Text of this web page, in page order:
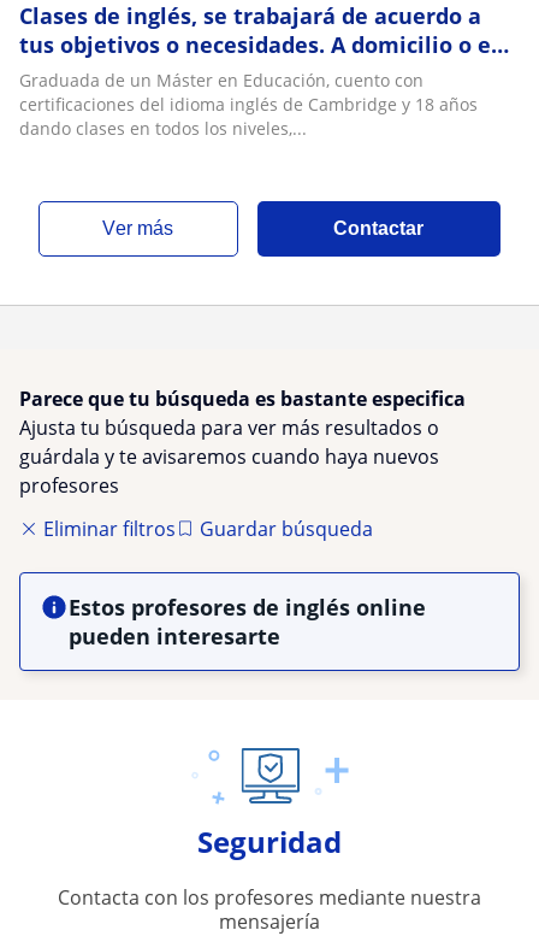
Clases de inglés, se trabajará de acuerdo a
tus objetivos o necesidades. A domicilio o en
línea
Graduada de un Máster en Educación, cuento con
certificaciones del idioma inglés de Cambridge y 18 años
dando clases en todos los niveles,...
ver más Contactar
Parece que tu búsqueda es bastante especifica
Ajusta tu búsqueda para ver más resultados o
guárdala y te avisaremos cuando haya nuevos
profesores
Eliminar filtros
Guardar búsqueda
Estos profesores de inglés online
pueden interesarte
Seguridad
Contacta con los profesores mediante nuestra
mensajería